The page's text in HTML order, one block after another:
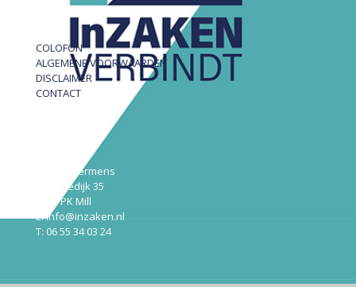
COLOFON
ALGEMENE VOORWAARDEN
DISCLAIMER
CONTACT
Robert Hermens
Udensedijk 35
5451 PK Mill
E: info@inzaken.nl
T: 06 55 34 03 24